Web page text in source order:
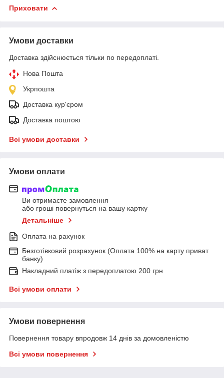
Приховати
Умови доставки
Доставка здійснюється тільки по передоплаті.
Нова Пошта
Укрпошта
Доставка кур'єром
Доставка поштою
Всі умови доставки
Умови оплати
Ви отримаєте замовлення
або гроші повернуться на вашу картку
Детальніше
Оплата на рахунок
Безготівковий розрахунок (Оплата 100% на карту приват
банку)
Накладний платіж з передоплатою 200 грн
Всі умови оплати
Умови повернення
Повернення товару впродовж 14 днів за домовленістю
Всі умови повернення